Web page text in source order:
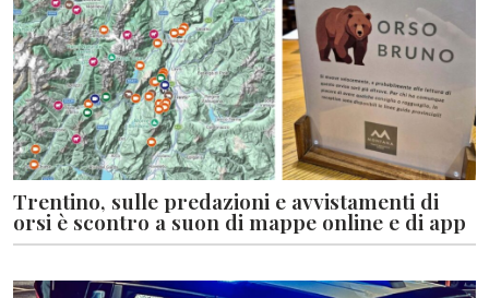
Trentino, sulle predazioni e avvistamenti di
orsi è scontro a suon di mappe online e di app